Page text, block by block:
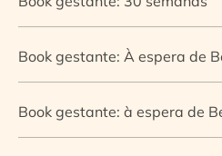
Book gestante: À espera de
Book gestante: à espera de